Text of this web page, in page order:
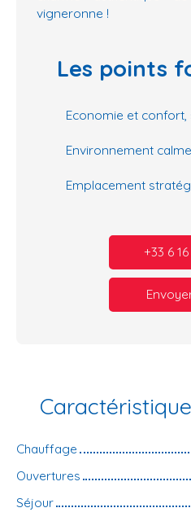
vigneronne !
Les points
Environnement
Emplacement
+33 6
Chauffage
Ouvertures
Séjour